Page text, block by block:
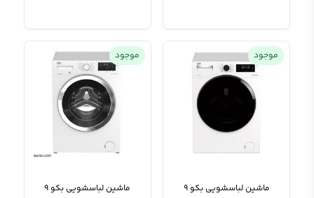
موجود
ماشین لباسشویی بکو 9
موجود
ماشین لباسشویی بکو 9